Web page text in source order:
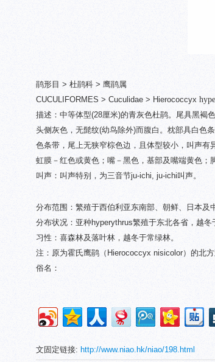
鹃形目 > 杜鹃科 > 鹰鹃属
CUCULIFORMES > Cuculidae > Hierococcyx
描述：中等体型(28厘米)的青灰色杜鹃。尾具黑褐
头侧灰色，无髭纹(幼鸟除外)而腹白。枕部具白色
色条带，尾上无狭窄棕色边，且体型较小，叫声有
虹膜－红色或黄色；嘴－黑色，基部及嘴端黄色；
叫声：叫声特别，为三音节ju-ichi, ju-ichi叫声。
分布范围：繁殖于西伯利亚东南部、朝鲜、日本及
分布状况：亚种hyperythrus繁殖于东北各省，越冬
习性：喜森林及落叶林，越冬于常绿林。
注：原为霍氏鹰鹃（Hierococcyx nisicolor）的北方
俗名：
文固定链接: http://www.niao.hk/niao/198.html